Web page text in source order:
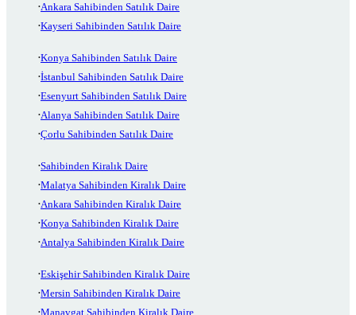
Ankara Sahibinden Satılık Daire
Kayseri Sahibinden Satılık Daire
Konya Sahibinden Satılık Daire
İstanbul Sahibinden Satılık Daire
Esenyurt Sahibinden Satılık Daire
Alanya Sahibinden Satılık Daire
Çorlu Sahibinden Satılık Daire
Sahibinden Kiralık Daire
Malatya Sahibinden Kiralık Daire
Ankara Sahibinden Kiralık Daire
Konya Sahibinden Kiralık Daire
Antalya Sahibinden Kiralık Daire
Eskişehir Sahibinden Kiralık Daire
Mersin Sahibinden Kiralık Daire
Manavgat Sahibinden Kiralık Daire